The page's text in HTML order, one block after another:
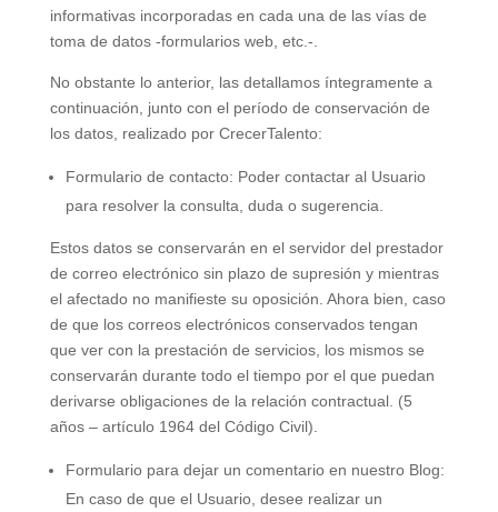
informativas incorporadas en cada una de las vías de
toma de datos -formularios web, etc.-.
No obstante lo anterior, las detallamos íntegramente a
continuación, junto con el período de conservación de
los datos, realizado por CrecerTalento:
Formulario de contacto: Poder contactar al Usuario
para resolver la consulta, duda o sugerencia.
Estos datos se conservarán en el servidor del prestador
de correo electrónico sin plazo de supresión y mientras
el afectado no manifieste su oposición. Ahora bien, caso
de que los correos electrónicos conservados tengan
que ver con la prestación de servicios, los mismos se
conservarán durante todo el tiempo por el que puedan
derivarse obligaciones de la relación contractual. (5
años – artículo 1964 del Código Civil).
Formulario para dejar un comentario en nuestro Blog:
En caso de que el Usuario, desee realizar un